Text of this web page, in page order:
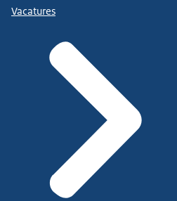
Vacatures